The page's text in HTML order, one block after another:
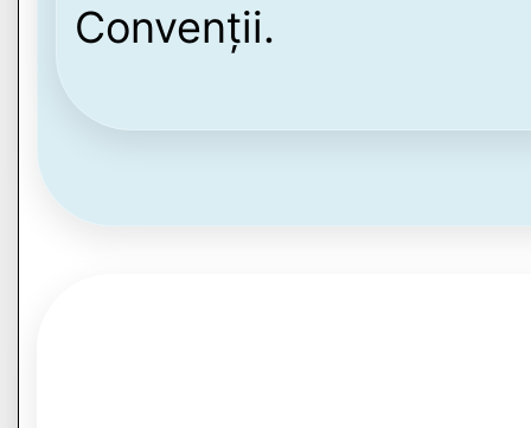
Convenții.